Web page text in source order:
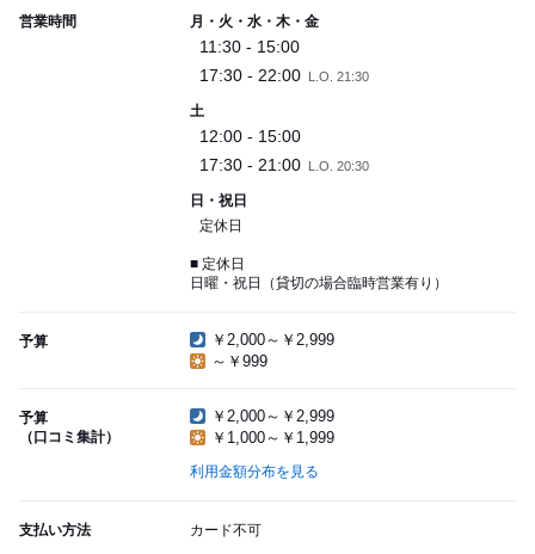
営業時間 月・火・水・木・金
11:30 - 15:00
17:30 - 22:00 L.O. 21:30
土
12:00 - 15:00
17:30 - 21:00 L.O. 20:30
日・祝日
定休日
■ 定休日
日曜・祝日（貸切の場合臨時営業有り）
予算
￥2,000～￥2,999
～￥999
予算
（口コミ集計）
￥2,000～￥2,999
￥1,000～￥1,999
利用金額分布を見る
支払い方法 カード不可